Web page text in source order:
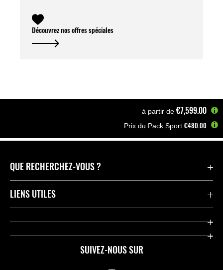
Découvrez nos offres spéciales
à partir de €7,599.00
Prix du Pack Sport €480.00
Z650 S | 2026
SUIVEZ-NOUS SUR
QUE RECHERCHEZ-VOUS ?
Motos
Compétition
LIENS UTILES
Press